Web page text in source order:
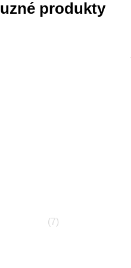
produkty
(7)